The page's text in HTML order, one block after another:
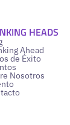
HEADS
Ahead
de Éxito
Nosotros